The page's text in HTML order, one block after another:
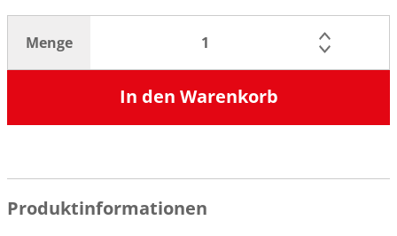
Menge
In den Warenkorb
Produktinformationen